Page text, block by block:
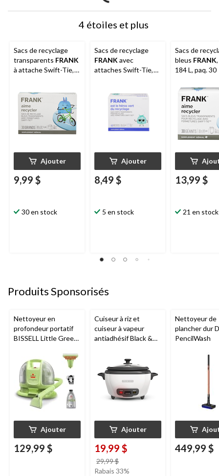
4 étoiles et plus
Sacs de recyclage
transparents FRANK
à attache Swift-Tie,
Ajouter
9,99 $
30 en stock
Sacs de recyclage
FRANK avec
attaches Swift-Tie,
paq. 48
Ajouter
8,49 $
5 en stock
Sacs de
bleus FRANK
184 L, paq. 30
13,99 $
21 en stock
Produits Sponsorisés
Nettoyeur en
profondeur portatif
BISSELL Little Green
tapis et tissus
d'ameublement
Ajouter
129,99 $
Cuiseur à riz et
cuiseur à vapeur
antiadhésif Black &
Ajouter
19,99 $
29,99 $
était
Rabais 33%
Nettoyeur de
plancher dur
PencilWash
449,99 $